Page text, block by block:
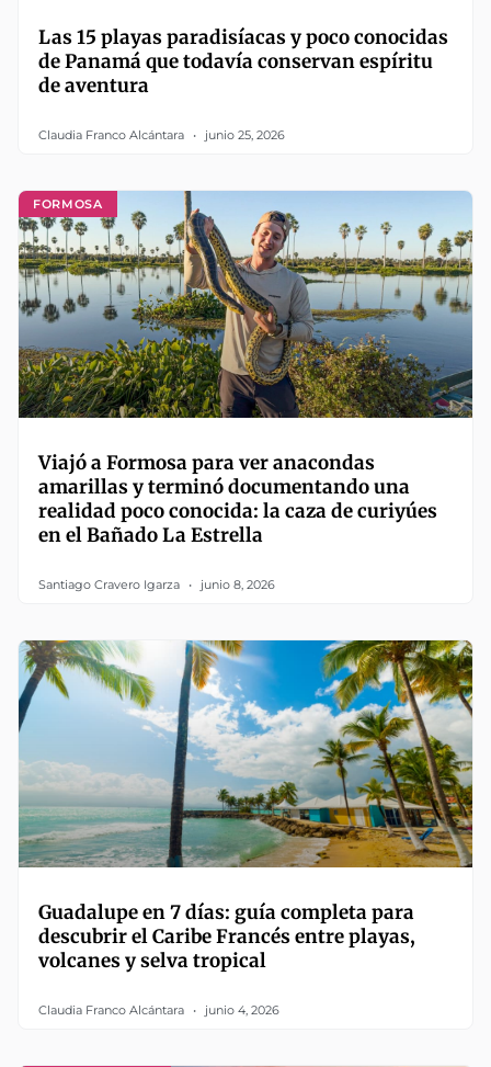
Las 15 playas paradisíacas y poco conocidas
de Panamá que todavía conservan espíritu
de aventura
Claudia Franco Alcántara junio 25, 2026
FORMOSA
Viajó a Formosa para ver anacondas
amarillas y terminó documentando una
realidad poco conocida: la caza de curiyúes
en el Bañado La Estrella
Santiago Cravero Igarza junio 8, 2026
Guadalupe en 7 días: guía completa para
descubrir el Caribe Francés entre playas,
volcanes y selva tropical
Claudia Franco Alcántara junio 4, 2026